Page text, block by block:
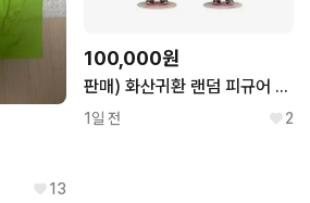
13
100,000원
판매) 화산귀환 랜덤 피규어 풀세트
1일 전 2